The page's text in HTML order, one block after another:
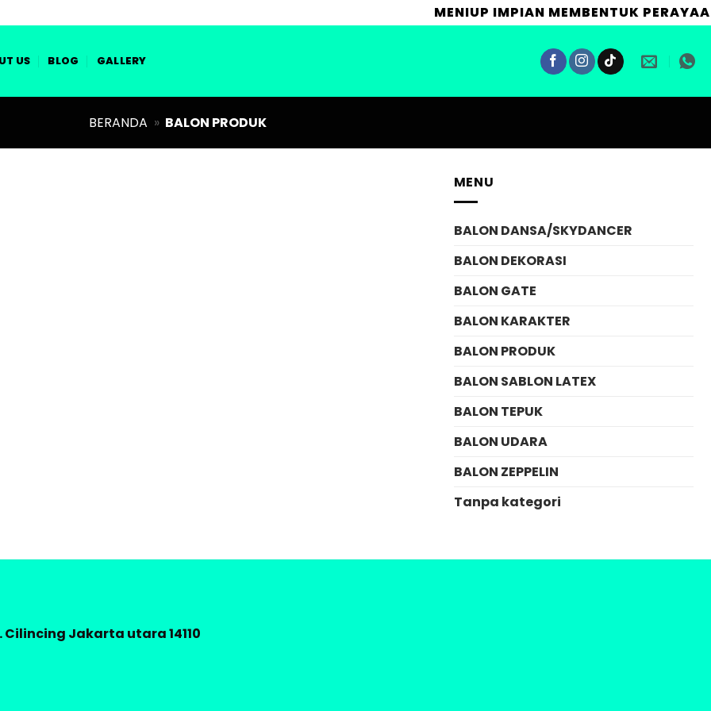
MENIUP IMPIAN MEMBENTUK PERAYAAN
US BLOG GALLERY
BERANDA » BALON PRODUK
MENU
BALON DANSA/SKYDANCER
BALON DEKORASI
BALON GATE
BALON KARAKTER
BALON PRODUK
BALON SABLON LATEX
BALON TEPUK
BALON UDARA
BALON ZEPPELIN
Tanpa kategori
Cilincing Jakarta utara 14110